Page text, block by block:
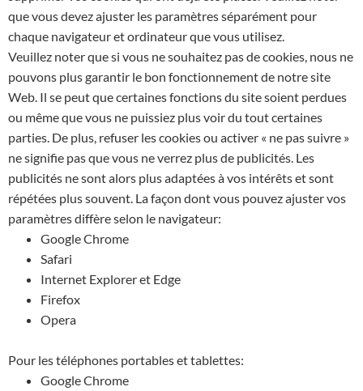
que vous devez ajuster les paramètres séparément pour
chaque navigateur et ordinateur que vous utilisez.
Veuillez noter que si vous ne souhaitez pas de cookies, nous ne
pouvons plus garantir le bon fonctionnement de notre site
Web. Il se peut que certaines fonctions du site soient perdues
ou même que vous ne puissiez plus voir du tout certaines
parties. De plus, refuser les cookies ou activer « ne pas suivre »
ne signifie pas que vous ne verrez plus de publicités. Les
publicités ne sont alors plus adaptées à vos intérêts et sont
répétées plus souvent. La façon dont vous pouvez ajuster vos
paramètres diffère selon le navigateur:
Google Chrome
Safari
Internet Explorer et Edge
Firefox
Opera
Pour les téléphones portables et tablettes:
Google Chrome